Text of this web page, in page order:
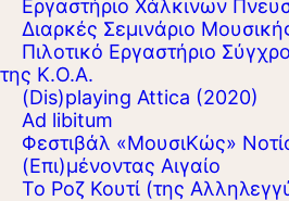
Εργαστήριo Χάλκινων
Διαρκές Σεμινάριο
Πιλοτικό Εργαστήριο
της Κ.Ο.Α.
(Dis)playing Attica (2020)
Ad libitum
Φεστιβάλ «ΜουσιΚώς»
(Επι)μένοντας Αιγαίο
Το Ροζ Κουτί (της